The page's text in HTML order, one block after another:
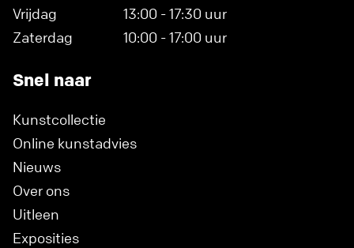
Vrijdag
13:00 - 17:30 uur
Zaterdag
10:00 - 17:00 uur
Snel naar
Kunstcollectie
Online kunstadvies
Nieuws
Over ons
Uitleen
Exposities